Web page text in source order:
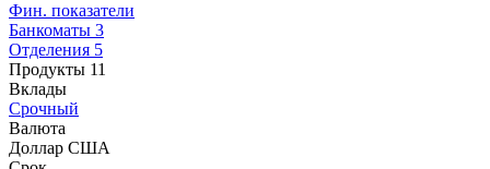
Фин. показатели
Банкоматы 3
Отделения 5
Продукты 11
Вклады
Срочный
Валюта
Доллар США